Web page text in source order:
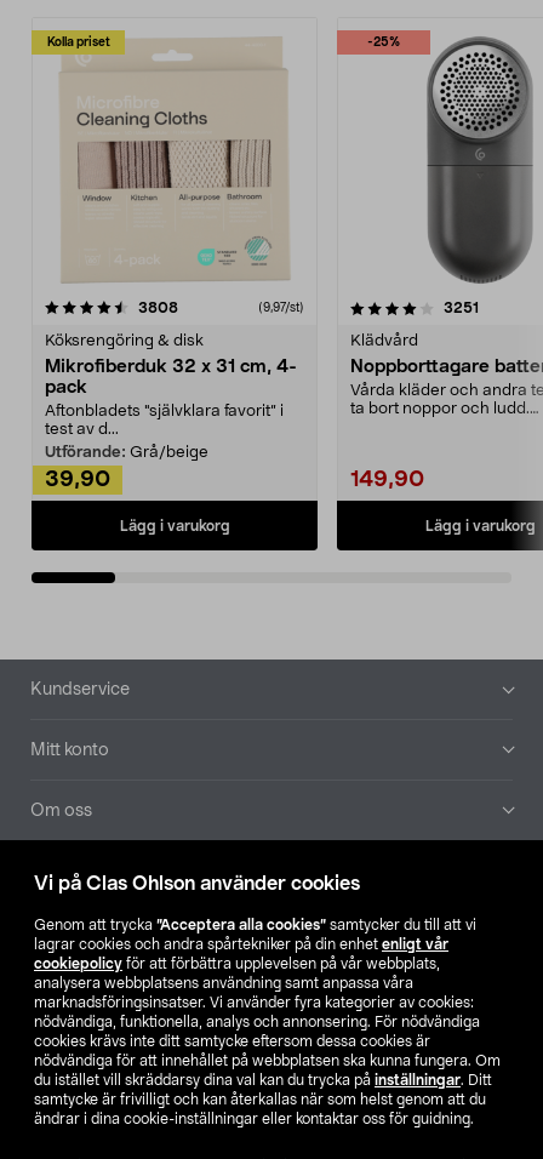
Vi på Clas Ohlson använder cookies
Genom att trycka ”Acceptera alla cookies” samtycker du till att vi
lagrar cookies och andra spårtekniker på din enhet enligt vår
cookiepolicy för att förbättra upplevelsen på vår webbplats,
analysera webbplatsens användning samt anpassa våra
marknadsföringsinsatser. Vi använder fyra kategorier av cookies:
nödvändiga, funktionella, analys och annonsering. För nödvändiga
cookies krävs inte ditt samtycke eftersom dessa cookies är
nödvändiga för att innehållet på webbplatsen ska kunna fungera. Om
du istället vill skräddarsy dina val kan du trycka på inställningar. Ditt
samtycke är frivilligt och kan återkallas när som helst genom att du
ändrar i dina cookie-inställningar eller kontaktar oss för guidning.
Kolla priset
3808recensioner (9,97/st)
Köksrengöring & disk
Mikrofiberduk 32 x 31 cm, 4-
pack
Aftonbladets "självklara favorit” i
test av d...
Utförande: Grå/beige
39,90
Lägg i varukorg
-25%
4.0av 5 stjärnor 3251
Klädvård
Noppborttagare
Vårda kläder och andra
ta bort noppor och ludd.
149,90
Lägg i varukorg
4.5av 5 stjärnor
Sidfot
Kundservice
Mitt konto
Om oss
Aktuellt
Våra bolag
Hitta butik
SE NO FI